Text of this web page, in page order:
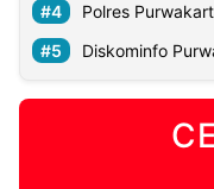
Polres
Diskominfo